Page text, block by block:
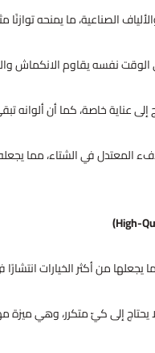
الصناعية، ما يمنحه توازنًا
نفسه يقاوم الانكماش
عناية خاصة، كما أن ألوانه
المعتدل في الشتاء، مما يجعله
من أكثر الخيارات
يحتاج إلى كيّ متكرر، وهي ميزة